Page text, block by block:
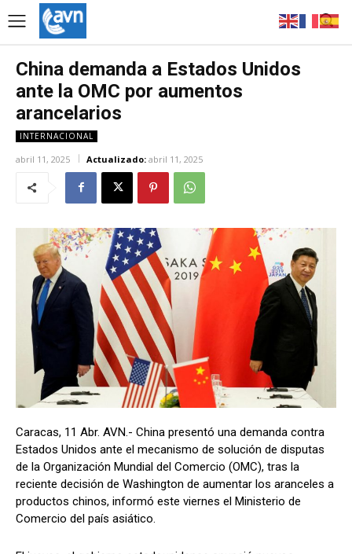
China demanda a Estados Unidos
ante la OMC por aumentos
arancelarios
INTERNACIONAL
abril 11, 2025 Actualizado: abril 11, 2025
Caracas, 11 Abr. AVN.- China presentó una demanda contra
Estados Unidos ante el mecanismo de solución de disputas
de la Organización Mundial del Comercio (OMC), tras la
reciente decisión de Washington de aumentar los aranceles a
productos chinos, informó este viernes el Ministerio de
Comercio del país asiático.